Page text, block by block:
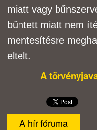
miatt vagy
bűntett miatt nem
mentesítésre
eltelt.
A
A hír fóruma